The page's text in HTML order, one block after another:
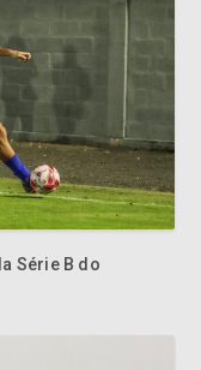
Série B do